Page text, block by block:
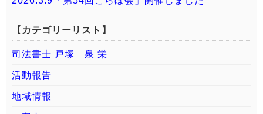
【カテゴリーリスト】
司法書士 戸塚 泉 栄
活動報告
地域情報